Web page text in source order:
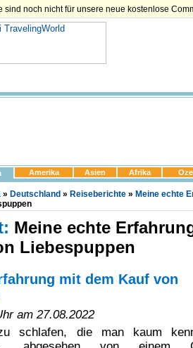
sind noch nicht für unsere neue kostenlose
Amerika Asien Afrika
» Deutschland » Reiseberichte » Meine echte
Meine echte
Liebespuppen
mit dem Kauf von
am 27.08.2022
schlafen, die man kaum